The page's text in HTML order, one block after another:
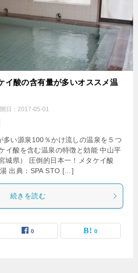
イ酸の含有量が多いオススメ温
日： 2017-05-01
多い源泉100％かけ流しの温泉を５つ
イ酸を含む温泉の特徴と効能 中山平
城県） 圧倒的日本一！メタケイ酸
出典：SPA STO […]
続きを読む
0 0